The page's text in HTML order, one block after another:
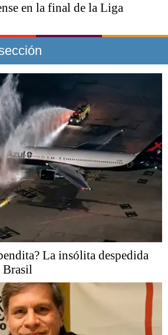
en la final de la Liga
La insólita despedida
Brasil